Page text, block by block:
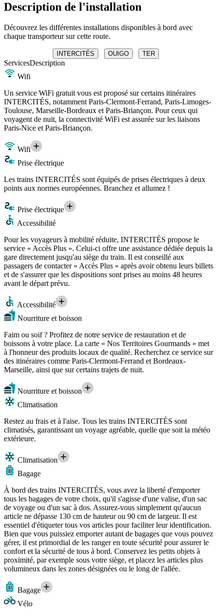
Description de l'installation
Découvrez les différentes installations disponibles à bord avec
chaque transporteur sur cette route.
INTERCITÉS OUIGO TER
ServicesDescription
Wifi
Un service WiFi gratuit vous est proposé sur certains itinéraires
INTERCITÉS, notamment Paris-Clermont-Ferrand, Paris-Limoges-
Toulouse, Marseille-Bordeaux et Paris-Briançon. Pour ceux qui
voyagent de nuit, la connectivité WiFi est assurée sur les liaisons
Paris-Nice et Paris-Briançon.
Wifi
Prise électrique
Les trains INTERCITÉS sont équipés de prises électriques à deux
points aux normes européennes. Branchez et allumez !
Prise électrique
Accessibilité
Pour les voyageurs à mobilité réduite, INTERCITÉS propose le
service « Accès Plus ». Celui-ci offre une assistance dédiée depuis la
gare directement jusqu'au siège du train. Il est conseillé aux
passagers de contacter « Accès Plus » après avoir obtenu leurs billets
et de s'assurer que les dispositions sont prises au moins 48 heures
avant le départ prévu.
Accessibilité
Nourriture et boisson
Faim ou soif ? Profitez de notre service de restauration et de
boissons à votre place. La carte « Nos Territoires Gourmands » met
à l'honneur des produits locaux de qualité. Recherchez ce service sur
des itinéraires comme Paris-Clermont-Ferrand et Bordeaux-
Marseille, ainsi que sur certains trajets de nuit.
Nourriture et boisson
Climatisation
Restez au frais et à l'aise. Tous les trains INTERCITÉS sont
climatisés, garantissant un voyage agréable, quelle que soit la météo
extérieure.
Climatisation
Bagage
À bord des trains INTERCITÉS, vous avez la liberté d'emporter
tous les bagages de votre choix, qu'il s'agisse d'une valise, d'un sac
de voyage ou d'un sac à dos. Assurez-vous simplement qu'aucun
article ne dépasse 130 cm de hauteur ou 90 cm de largeur. Il est
essentiel d'étiqueter tous vos articles pour faciliter leur identification.
Bien que vous puissiez emporter autant de bagages que vous pouvez
gérer, il est primordial de les ranger en toute sécurité pour assurer le
confort et la sécurité de tous à bord. Conservez les petits objets à
proximité, par exemple sous votre siège, et placez les articles plus
volumineux dans les zones désignées ou le long de l'allée.
Bagage
Vélo